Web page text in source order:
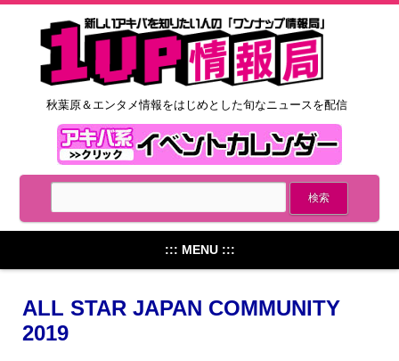
秋葉原＆エンタメ情報をはじめとした旬なニュースを配信
::: MENU :::
ALL STAR JAPAN COMMUNITY
2019